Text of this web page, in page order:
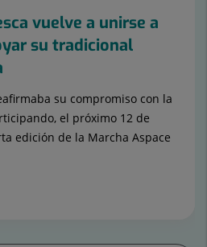
vuelve a unirse a
su tradicional
su compromiso con la
el próximo 12 de
edición de la Marcha Aspace